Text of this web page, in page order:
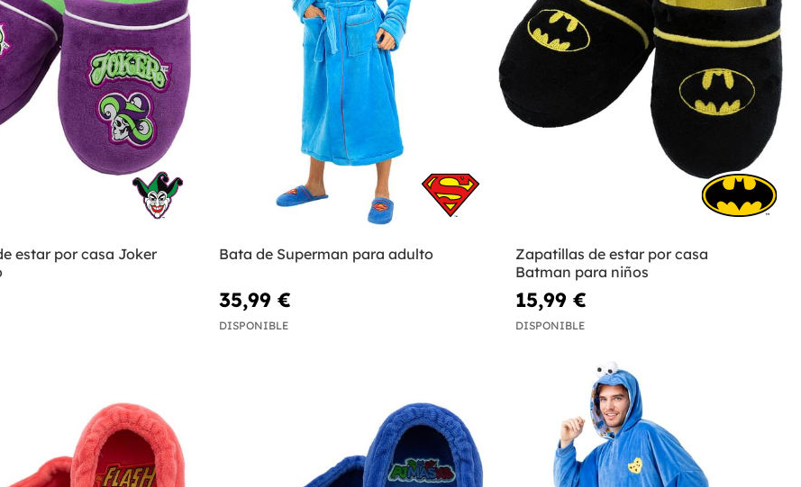
estar por casa Joker
Bata de Superman para adulto
35,99 €
DISPONIBLE
Zapatillas de estar por casa
Batman para niños
15,99 €
DISPONIBLE